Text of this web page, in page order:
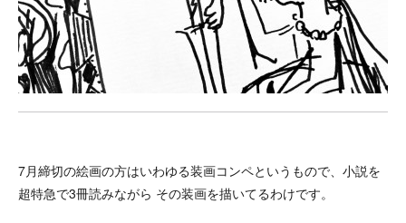
7月締切の絵画の方はいわゆる装画コンペというもので、小説を
超特急で3冊読みながら その装画を描いてるわけです。